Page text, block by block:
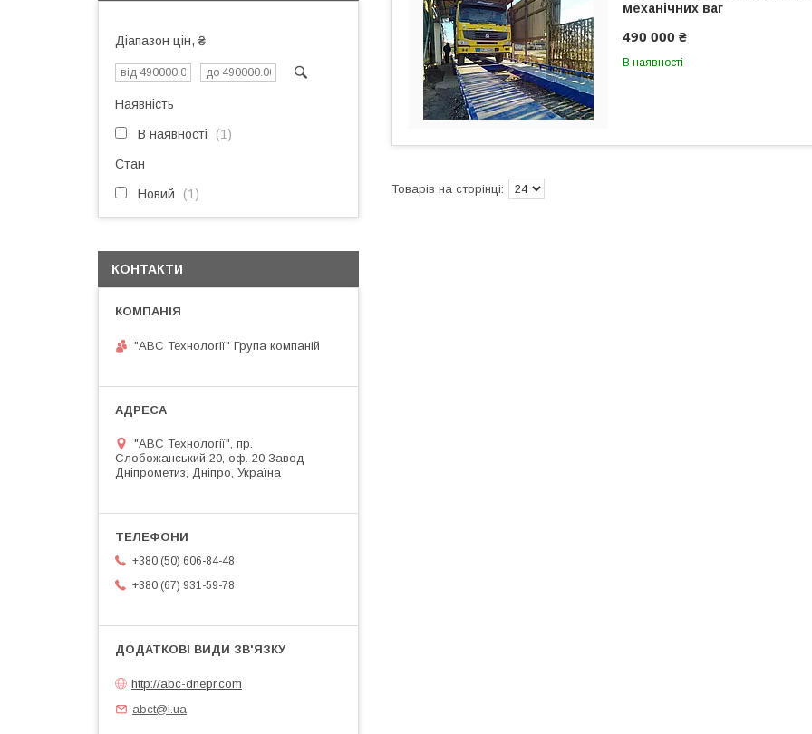
механічних ваг
490 000 ₴
В наявності
Діапазон цін, ₴
Наявність
В наявності 1
Стан
Новий 1
КОНТАКТИ
"АВС Технології" Група компаній
"АВС Технології", пр.
Слобожанський 20, оф. 20 Завод
Дніпрометиз, Дніпро, Україна
+380 (50) 606-84-48
+380 (67) 931-59-78
http://abc-dnepr.com
abct@i.ua